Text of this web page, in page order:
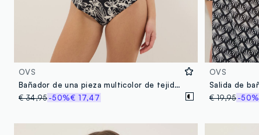
OVS
Bañador de una pieza multicolor de tejido elástico con estampado floral
€ 34,95-50%€ 17,47
OVS
€ 19,95-50%